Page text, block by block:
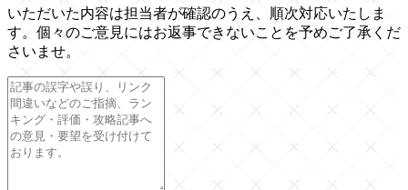
いただいた内容は担当者が確認のうえ、順次対応いたしま
す。個々のご意見にはお返事できないことを予めご了承くだ
さいませ。